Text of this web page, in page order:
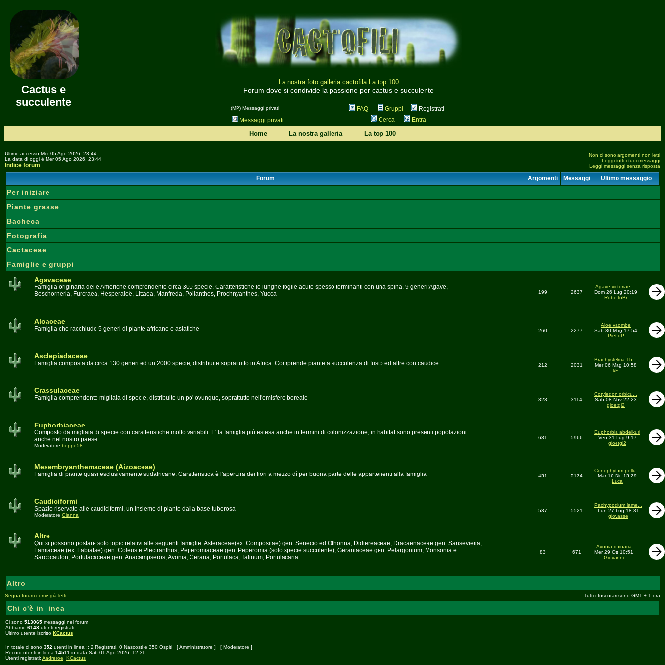
Cactus e
succulente
La nostra foto galleria cactofila La top 100
Forum dove si condivide la passione per cactus e succulente
(MP) Messaggi privati FAQ Gruppi
Registrati
Messaggi privati
Cerca Entra
Home La nostra galleria La top 100
Ultimo accesso Mer 05 Ago 2026, 23:44
La data di oggi è Mer 05 Ago 2026, 23:44
Indice forum
Non ci sono argomenti non letti
Leggi tutti i tuoi messaggi
Leggi messaggi senza risposta
Forum Argomenti Messaggi Ultimo messaggio
Per iniziare
Piante grasse
Bacheca
Fotografia
Cactaceae
Famiglie e gruppi
Agavaceae
Famiglia originaria delle Americhe comprendente circa 300 specie. Caratteristiche le lunghe foglie acute spesso terminanti con una spina. 9 generi:Agave,
Beschorneria, Furcraea, Hesperaloë, Littaea, Manfreda, Polianthes, Prochnyanthes, Yucca
199 2637
Agave victoriae-...
Dom 26 Lug 20:19
RobertoBr
Aloaceae
Famiglia che racchiude 5 generi di piante africane e asiatiche 260 2277
Aloe vaombe
Sab 30 Mag 17:54
PietroP
Asclepiadaceae
Famiglia composta da circa 130 generi ed un 2000 specie, distribuite soprattutto in Africa. Comprende piante a succulenza di fusto ed altre con caudice 212 2031
Brachystelma Th...
Mer 06 Mag 10:58
kE
Crassulaceae
Famiglia comprendente migliaia di specie, distribuite un po' ovunque, soprattutto nell'emisfero boreale 323 3114
Cotyledon orbicu...
Sab 08 Nov 22:23
gioetgi2
Euphorbiaceae
Composto da migliaia di specie con caratteristiche molto variabili. E' la famiglia più estesa anche in termini di colonizzazione; in habitat sono presenti popolazioni
anche nel nostro paese
Moderatore beppe58
681 5966
Euphorbia abdelkuri
Ven 31 Lug 9:17
gioetgi2
Mesembryanthemaceae (Aizoaceae)
Famiglia di piante quasi esclusivamente sudafricane. Caratteristica è l'apertura dei fiori a mezzo dì per buona parte delle appartenenti alla famiglia 451 5134
Conophytum pellu...
Mar 16 Dic 15:29
Luca
Caudiciformi
Spazio riservato alle caudiciformi, un insieme di piante dalla base tuberosa
Moderatore Gianna
537 5521
Pachypodium lame...
Lun 27 Lug 18:31
giovasse
Altre
Qui si possono postare solo topic relativi alle seguenti famiglie: Asteraceae(ex. Compositae) gen. Senecio ed Othonna; Didiereaceae; Dracaenaceae gen. Sansevieria;
Lamiaceae (ex. Labiatae) gen. Coleus e Plectranthus; Peperomiaceae gen. Peperomia (solo specie succulente); Geraniaceae gen. Pelargonium, Monsonia e
Sarcocaulon; Portulacaceae gen. Anacampseros, Avonia, Ceraria, Portulaca, Talinum, Portulacaria
83 671
Avonia quinaria
Mer 29 Ott 10:51
Giovanni
Altro
Segna forum come già letti Tutti i fusi orari sono GMT + 1 ora
Chi c'è in linea
Ci sono 513065 messaggi nel forum
Abbiamo 6148 utenti registrati
Ultimo utente iscritto KCactus
In totale ci sono 352 utenti in linea :: 2 Registrati, 0 Nascosti e 350 Ospiti [Amministratore ] [ Moderatore ]
Record utenti in linea 14511 in data Sab 01 Ago 2026, 12:31
Utenti registrati: Andreroe KCactus